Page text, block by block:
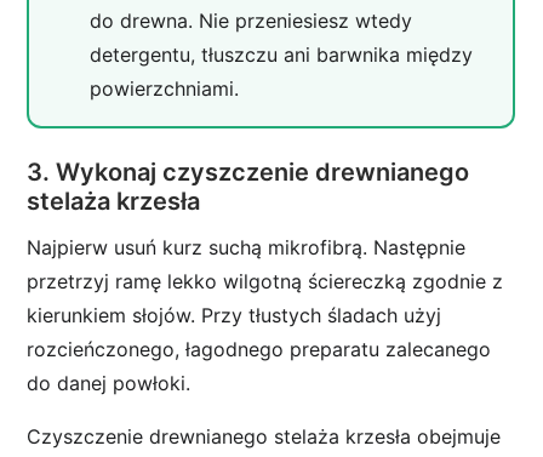
do drewna. Nie przeniesiesz wtedy
detergentu, tłuszczu ani barwnika między
powierzchniami.
3. Wykonaj czyszczenie drewnianego
stelaża krzesła
Najpierw usuń kurz suchą mikrofibrą. Następnie
przetrzyj ramę lekko wilgotną ściereczką zgodnie z
kierunkiem słojów. Przy tłustych śladach użyj
rozcieńczonego, łagodnego preparatu zalecanego
do danej powłoki.
Czyszczenie drewnianego stelaża krzesła obejmuje